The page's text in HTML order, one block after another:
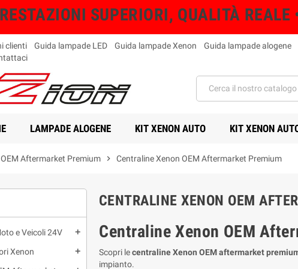
SUPERIORI, QUALITÀ
clienti Guida lampade LED Guida lampade Xenon Guida lampade alogene
LAMPADE ALOGENE KIT XENON AUTO KIT XENON
Aftermarket Premium chevron_right Centraline Xenon OEM Aftermarket Premium
e Veicoli 24V add
Xenon add
CENTRALINE XENON OEM
Centraline Xenon OEM
Scopri lecentraline Xenon OEM aftermarket
impianto.